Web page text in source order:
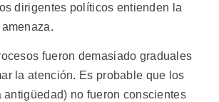
dirigentes políticos entienden la
fueron demasiado graduales
la atención. Es probable que los
antigüedad) no fueron conscientes